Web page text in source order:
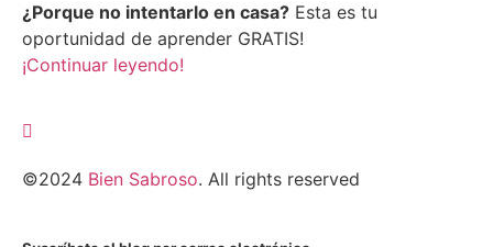
¿Porque no intentarlo en casa? Esta es tu
oportunidad de aprender GRATIS!
¡Continuar leyendo!
©2024 Bien Sabroso. All rights reserved